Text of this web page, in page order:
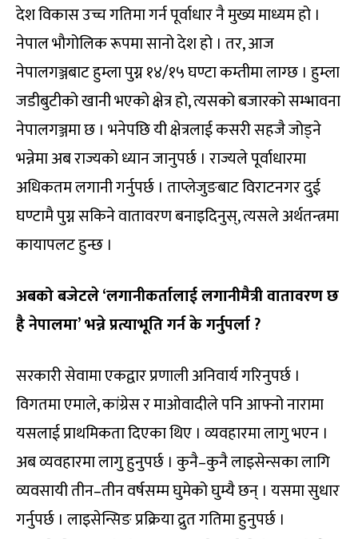
देश विकास उच्च गतिमा गर्न पूर्वाधार नै मुख्य माध्यम हो ।
नेपाल भौगोलिक रूपमा सानो देश हो । तर, आज
नेपालगञ्जबाट हुम्ला पुग्न १४/१५ घण्टा कम्तीमा लाग्छ । हुम्ला
जडीबुटीको खानी भएको क्षेत्र हो, त्यसको बजारको सम्भावना
नेपालगञ्जमा छ । भनेपछि यी क्षेत्रलाई कसरी सहजै जोड्ने
भन्नेमा अब राज्यको ध्यान जानुपर्छ । राज्यले पूर्वाधारमा
अधिकतम लगानी गर्नुपर्छ । ताप्लेजुङबाट विराटनगर दुई
घण्टामै पुग्न सकिने वातावरण बनाइदिनुस्, त्यसले अर्थतन्त्रमा
कायापलट हुन्छ ।
अबको बजेटले ‘लगानीकर्तालाई लगानीमैत्री वातावरण छ
है नेपालमा’ भन्ने प्रत्याभूति गर्न के गर्नुपर्ला ?
सरकारी सेवामा एकद्वार प्रणाली अनिवार्य गरिनुपर्छ ।
विगतमा एमाले, कांग्रेस र माओवादीले पनि आफ्नो नारामा
यसलाई प्राथमिकता दिएका थिए । व्यवहारमा लागु भएन ।
अब व्यवहारमा लागु हुनुपर्छ । कुनै–कुनै लाइसेन्सका लागि
व्यवसायी तीन–तीन वर्षसम्म घुमेको घुम्यै छन् । यसमा सुधार
गर्नुपर्छ । लाइसेन्सिङ प्रक्रिया द्रुत गतिमा हुनुपर्छ ।